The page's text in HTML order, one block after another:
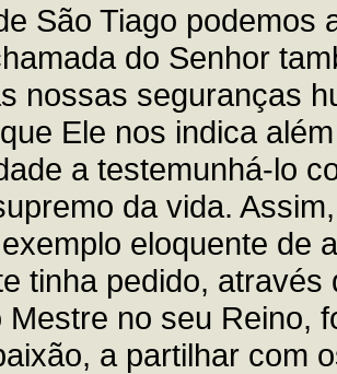
São Tiago
do Senhor
nossas seguranças
Ele nos indica
a testemunhá-lo
da vida.
eloquente de
tinha pedido,
Mestre no seu Reino,
a partilhar com